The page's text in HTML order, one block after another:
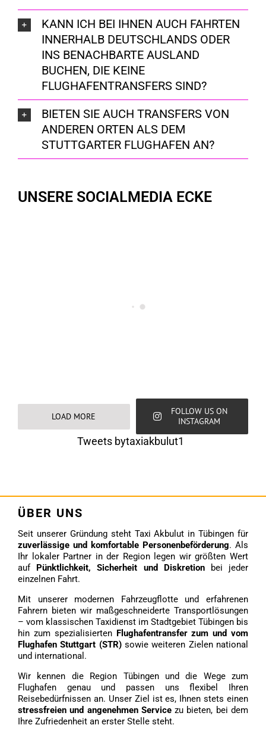
KANN ICH BEI IHNEN AUCH FAHRTEN
INNERHALB DEUTSCHLANDS ODER
INS BENACHBARTE AUSLAND
BUCHEN, DIE KEINE
FLUGHAFENTRANSFERS SIND?
BIETEN SIE AUCH TRANSFERS VON
ANDEREN ORTEN ALS DEM
STUTTGARTER FLUGHAFEN AN?
UNSERE SOCIALMEDIA ECKE
LOAD MORE
FOLLOW US ON
INSTAGRAM
Tweets bytaxiakbulut1
ÜBER UNS
Seit unserer Gründung steht Taxi Akbulut in Tübingen für
zuverlässige und komfortable Personenbeförderung. Als
Ihr lokaler Partner in der Region legen wir größten Wert
auf
Pünktlichkeit, Sicherheit und Diskretionbei jeder
einzelnen Fahrt.
Mit unserer modernen Fahrzeugflotte und erfahrenen
Fahrern bieten wir maßgeschneiderte Transportlösungen
– vom klassischen Taxidienst im Stadtgebiet Tübingen bis
hin zum spezialisierten Flughafentransfer zum und vom
Flughafen Stuttgart (STR)sowie weiteren Zielen national
und international.
Wir kennen die Region Tübingen und die Wege zum
Flughafen genau und passen uns flexibel Ihren
Reisebedürfnissen an. Unser Ziel ist es, Ihnen stets einen
stressfreien und angenehmen Servicezu bieten, bei dem
Ihre Zufriedenheit an erster Stelle steht.